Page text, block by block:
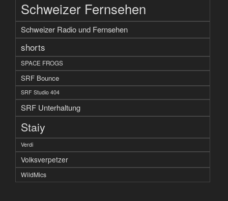
Schweizer Fernsehen
Schweizer Radio und Fernsehen
shorts
SPACE FROGS
SRF Bounce
SRF Studio 404
SRF Unterhaltung
Staiy
Verdi
Volksverpetzer
WildMics